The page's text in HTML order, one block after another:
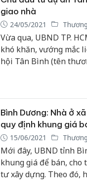
giao nhà
24/05/2021
Vừa qua, UBND TP.
khó khăn, vướng mắc
hội Tân Bình (tên
Bình Dương: Nhà ở
quy định khung giá
15/06/2021
Mới đây, UBND tỉnh
khung giá để bán, cho
tư xây dựng. Theo đó,